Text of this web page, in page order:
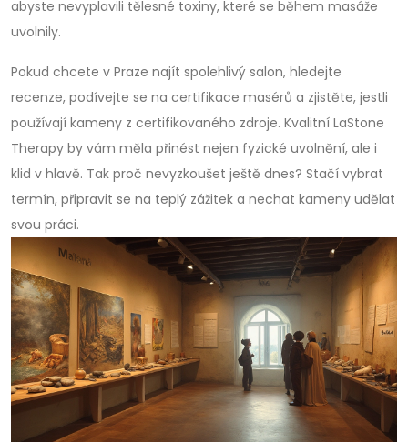
abyste nevyplavili tělesné toxiny, které se během masáže
uvolnily.
Pokud chcete v Praze najít spolehlivý salon, hledejte
recenze, podívejte se na certifikace masérů a zjistěte, jestli
používají kameny z certifikovaného zdroje. Kvalitní LaStone
Therapy by vám měla přinést nejen fyzické uvolnění, ale i
klid v hlavě. Tak proč nevyzkoušet ještě dnes? Stačí vybrat
termín, připravit se na teplý zážitek a nechat kameny udělat
svou práci.